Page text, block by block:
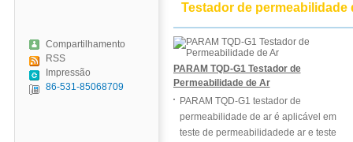
Compartilhamento
RSS
Impressão
86-531-85068709
Testador de permeabilidade
PARAM TQD-G1 Testador de
Permeabilidade de Ar
PARAM TQD-G1 testador de
permeabilidade de ar é aplicável em
teste de permeabilidadede ar e teste